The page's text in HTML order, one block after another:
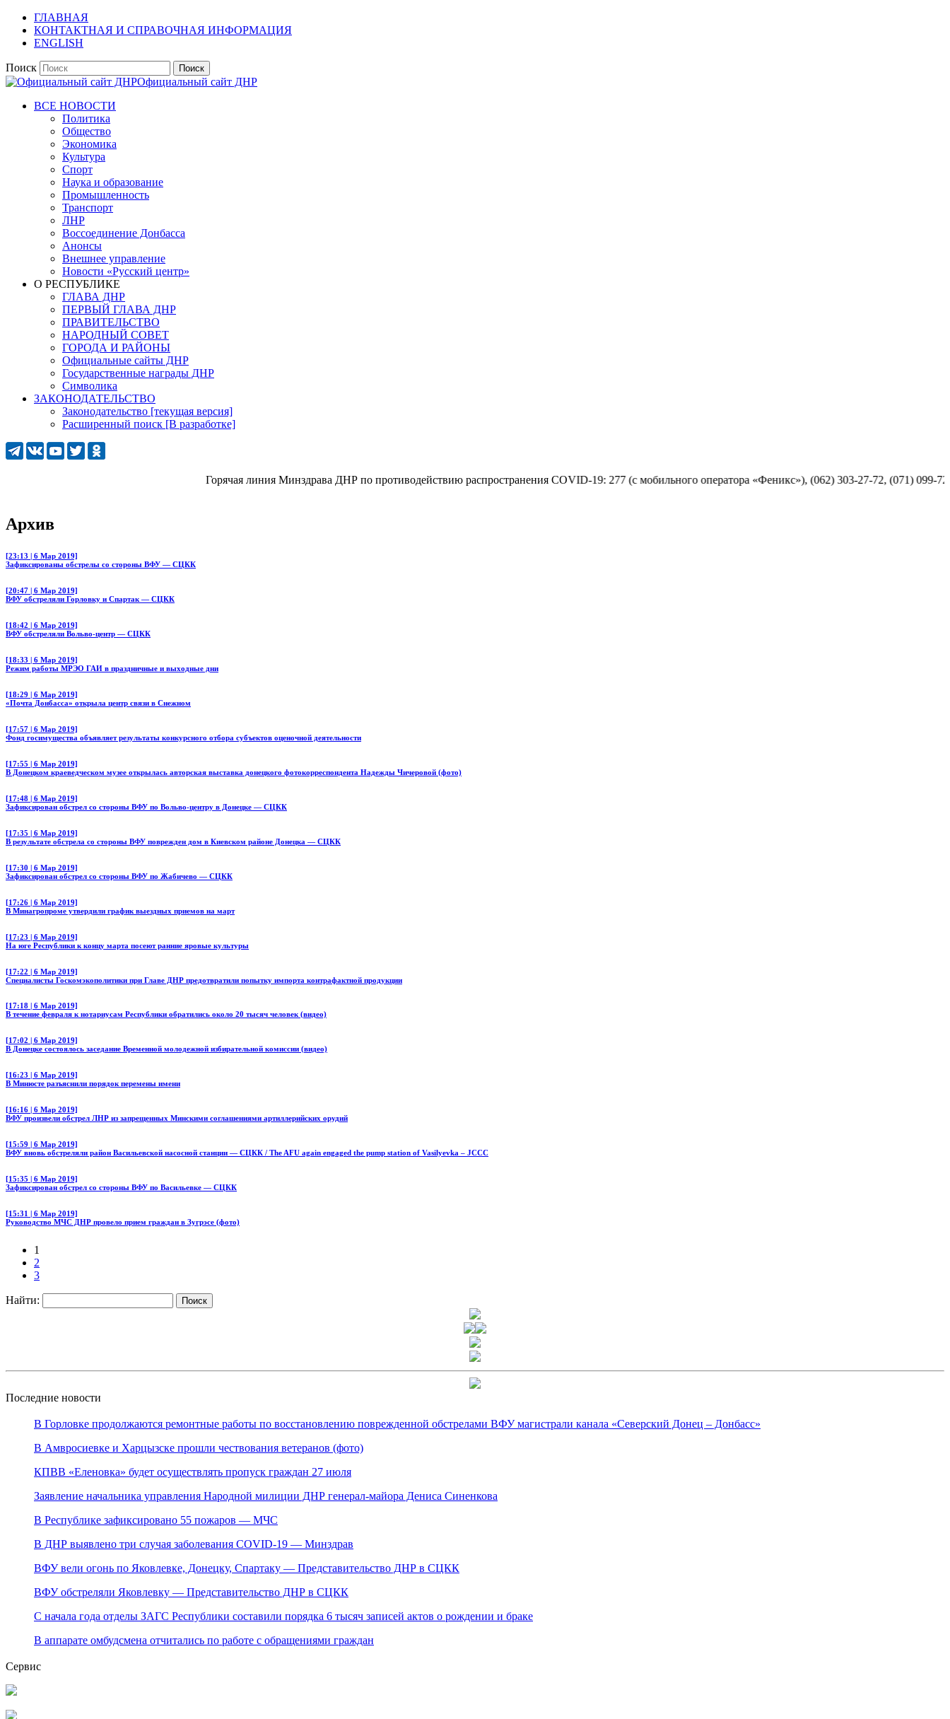
ГЛАВНАЯ
КОНТАКТНАЯ И СПРАВОЧНАЯ ИНФОРМАЦИЯ
ENGLISH
Поиск
Официальный сайт ДНР
ВСЕ НОВОСТИ
Политика
Общество
Экономика
Культура
Спорт
Наука и образование
Промышленность
Транспорт
ЛНР
Воссоединение Донбасса
Анонсы
Внешнее управление
Новости «Русский центр»
О РЕСПУБЛИКЕ
ГЛАВА ДНР
ПЕРВЫЙ ГЛАВА ДНР
ПРАВИТЕЛЬСТВО
НАРОДНЫЙ СОВЕТ
ГОРОДА И РАЙОНЫ
Официальные сайты ДНР
Государственные награды ДНР
Символика
ЗАКОНОДАТЕЛЬСТВО
Законодательство [текущая версия]
Расширенный поиск [В разработке]
Горячая линия Минздрава ДНР по противодействию распространения COVID-19: 277 (с мобильного оператора «Феникс»), (062) 303-27-72, (071) 099-72-77
Архив
[23:13 | 6 Мар 2019]
Зафиксированы обстрелы со стороны ВФУ — СЦКК
[20:47 | 6 Мар 2019]
ВФУ обстреляли Горловку и Спартак — СЦКК
[18:42 | 6 Мар 2019]
ВФУ обстреляли Вольво-центр — СЦКК
[18:33 | 6 Мар 2019]
Режим работы МРЭО ГАИ в праздничные и выходные дни
[18:29 | 6 Мар 2019]
«Почта Донбасса» открыла центр связи в Снежном
[17:57 | 6 Мар 2019]
Фонд госимущества объявляет результаты конкурсного отбора субъектов оценочной деятельности
[17:55 | 6 Мар 2019]
В Донецком краеведческом музее открылась авторская выставка донецкого фотокорреспондента Надежды Чичеровой (фото)
[17:48 | 6 Мар 2019]
Зафиксирован обстрел со стороны ВФУ по Вольво-центру в Донецке — СЦКК
[17:35 | 6 Мар 2019]
В результате обстрела со стороны ВФУ поврежден дом в Киевском районе Донецка — СЦКК
[17:30 | 6 Мар 2019]
Зафиксирован обстрел со стороны ВФУ по Жабичево — СЦКК
[17:26 | 6 Мар 2019]
В Минагропроме утвердили график выездных приемов на март
[17:23 | 6 Мар 2019]
На юге Республики к концу марта посеют ранние яровые культуры
[17:22 | 6 Мар 2019]
Специалисты Госкомэкополитики при Главе ДНР предотвратили попытку импорта контрафактной продукции
[17:18 | 6 Мар 2019]
В течение февраля к нотариусам Республики обратились около 20 тысяч человек (видео)
[17:02 | 6 Мар 2019]
В Донецке состоялось заседание Временной молодежной избирательной комиссии (видео)
[16:23 | 6 Мар 2019]
В Минюсте разъяснили порядок перемены имени
[16:16 | 6 Мар 2019]
ВФУ произвели обстрел ЛНР из запрещенных Минскими соглашениями артиллерийских орудий
[15:59 | 6 Мар 2019]
ВФУ вновь обстреляли район Васильевской насосной станции — СЦКК / The AFU again engaged the pump station of Vasilyevka – JCCC
[15:35 | 6 Мар 2019]
Зафиксирован обстрел со стороны ВФУ по Васильевке — СЦКК
[15:31 | 6 Мар 2019]
Руководство МЧС ДНР провело прием граждан в Зугрэсе (фото)
1
2
3
Найти:
Последние новости
В Горловке продолжаются ремонтные работы по восстановлению поврежденной обстрелами ВФУ магистрали канала «Северский Донец – Донбасс»
В Амвросиевке и Харцызске прошли чествования ветеранов (фото)
КПВВ «Еленовка» будет осуществлять пропуск граждан 27 июля
Заявление начальника управления Народной милиции ДНР генерал-майора Дениса Синенкова
В Республике зафиксировано 55 пожаров — МЧС
В ДНР выявлено три случая заболевания COVID-19 — Минздрав
ВФУ вели огонь по Яковлевке, Донецку, Спартаку — Представительство ДНР в СЦКК
ВФУ обстреляли Яковлевку — Представительство ДНР в СЦКК
С начала года отделы ЗАГС Республики составили порядка 6 тысяч записей актов о рождении и браке
В аппарате омбудсмена отчитались по работе с обращениями граждан
Сервис